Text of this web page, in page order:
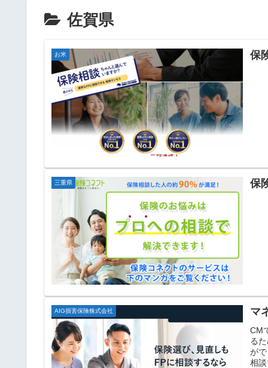
佐賀県
お米 保
三重県 保
AIG損害保険株式会社 マ
CM
る
が
相